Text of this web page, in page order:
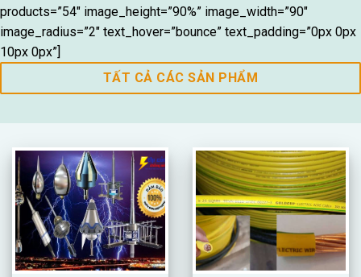
THI CÔNG CHỐNG SÉT
products=”54″ image_height=”90%” image_width=”90″
image_radius=”2″ text_hover=”bounce” text_padding=”0px 0px
10px 0px”]
TẤT CẢ CÁC SẢN PHẨM